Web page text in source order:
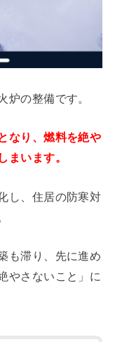
炉の整備です。
なり、燃料を絶や
まいます。
し、住居の防寒対
も滞り、先に進め
やさないこと」に